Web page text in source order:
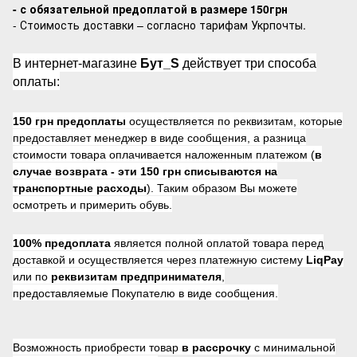
- с обязательной предоплатой в размере 150грн
- Стоимость доставки – согласно тарифам Укрпочты.
В интернет-магазине Бут_S действует три способа
оплаты:
150 грн предоплаты осуществляется по реквизитам, которые
предоставляет менеджер в виде сообщения, а разница
стоимости товара оплачивается наложенным платежом (в
случае возврата - эти 150 грн списываются на
транспортные расходы). Таким образом Вы можете
осмотреть и примерить обувь.
100% предоплата является полной оплатой товара перед
доставкой и осуществляется через платежную систему LiqPay
или по реквизитам предпринимателя
предоставляемые Покупателю в виде сообщения.
Возможность приобрести товар в рассрочку с минимальной